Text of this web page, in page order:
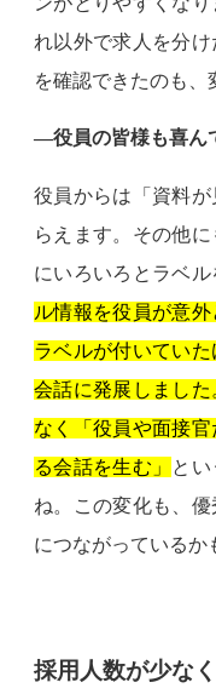
れ以外で求人を分
を確認できたのも、
―役員の皆様も喜ん
役員からは「資料
らえます。その他
にいろいろとラベル
ル情報を役員が意
ラベルが付いてい
会話に発展しまし
なく「役員や面接
る会話を生む」 と
ね。この変化も、
につながっているか
採用人数が少な